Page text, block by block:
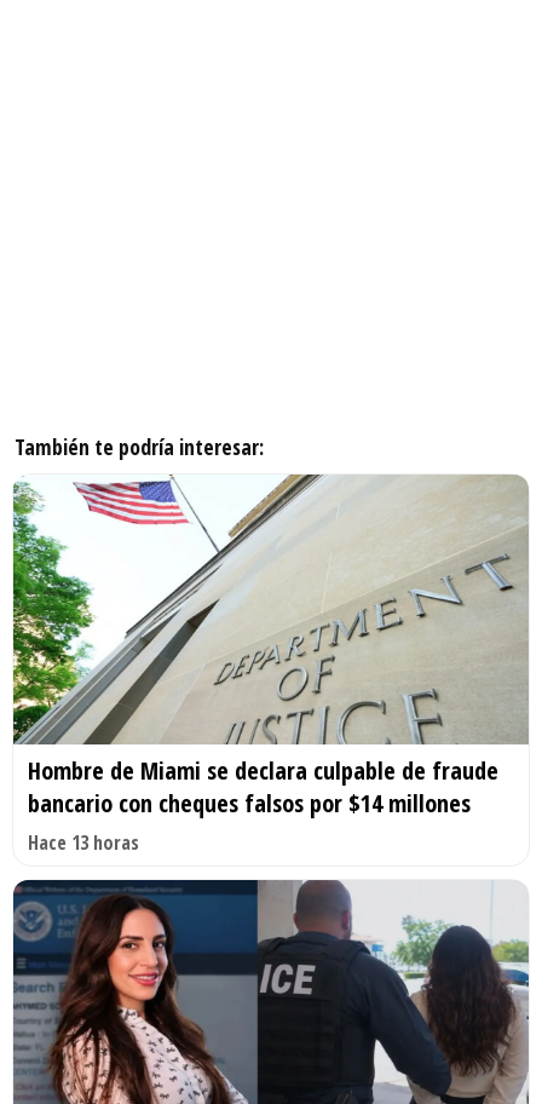
También te podría interesar:
Hombre de Miami se declara culpable de fraude
bancario con cheques falsos por $14 millones
Hace 13 horas